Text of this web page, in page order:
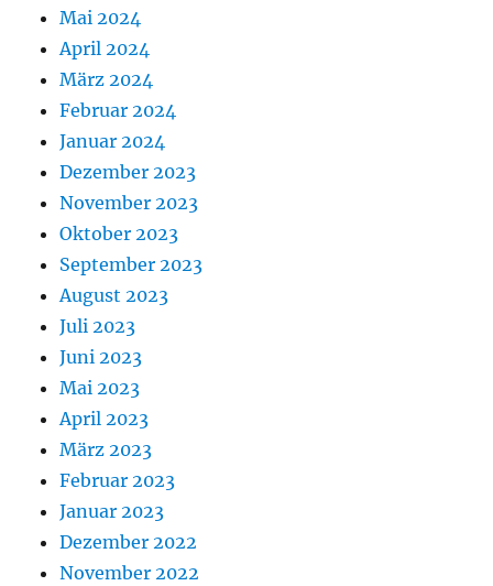
Mai 2024
April 2024
März 2024
Februar 2024
Januar 2024
Dezember 2023
November 2023
Oktober 2023
September 2023
August 2023
Juli 2023
Juni 2023
Mai 2023
April 2023
März 2023
Februar 2023
Januar 2023
Dezember 2022
November 2022